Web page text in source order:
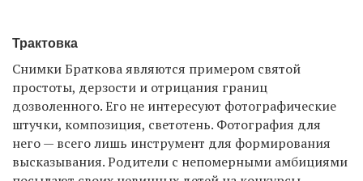
Трактовка
Снимки Браткова являются примером святой
простоты, дерзости и отрицания границ
дозволенного. Его не интересуют фотографические
штучки, композиция, светотень. Фотография для
него — всего лишь инструмент для формирования
высказывания. Родители с непомерными амбициями